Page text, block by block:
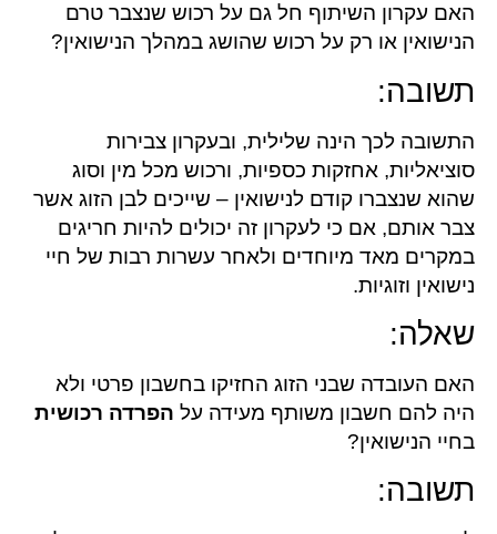
האם עקרון השיתוף חל גם על רכוש שנצבר טרם
הנישואין או רק על רכוש שהושג במהלך הנישואין?
תשובה:
התשובה לכך הינה שלילית, ובעקרון צבירות
סוציאליות, אחזקות כספיות, ורכוש מכל מין וסוג
שהוא שנצברו קודם לנישואין – שייכים לבן הזוג אשר
צבר אותם, אם כי לעקרון זה יכולים להיות חריגים
במקרים מאד מיוחדים ולאחר עשרות רבות של חיי
נישואין וזוגיות.
שאלה:
האם העובדה שבני הזוג החזיקו בחשבון פרטי ולא
היה להם חשבון משותף מעידה על הפרדה רכושית
בחיי הנישואין?
תשובה: